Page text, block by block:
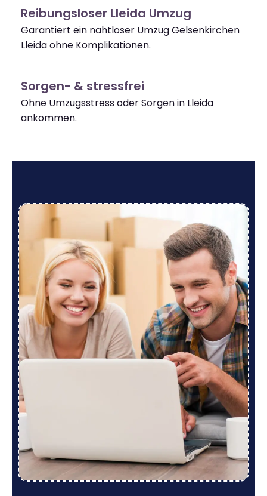
Reibungsloser Lleida Umzug
Garantiert ein nahtloser Umzug Gelsenkirchen
Lleida ohne Komplikationen.
Sorgen- & stressfrei
Ohne Umzugsstress oder Sorgen in Lleida
ankommen.